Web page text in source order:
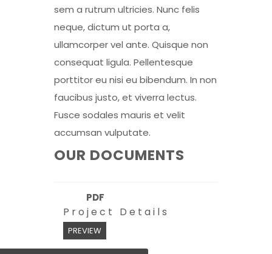
sem a rutrum ultricies. Nunc felis
neque, dictum ut porta a,
ullamcorper vel ante. Quisque non
consequat ligula. Pellentesque
porttitor eu nisi eu bibendum. In non
faucibus justo, et viverra lectus.
Fusce sodales mauris et velit
accumsan vulputate.
OUR DOCUMENTS
PDF
Project Details
PREVIEW